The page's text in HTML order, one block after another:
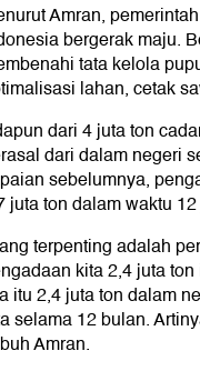
Amran,
bergerak maju.
tata kelola
lahan, cetak
dari 4 juta ton
dari dalam negeri
sebelumnya,
juta ton dalam waktu
terpenting adalah
kita 2,4 juta
itu 2,4 juta ton dalam
selama 12 bulan.
Amran.